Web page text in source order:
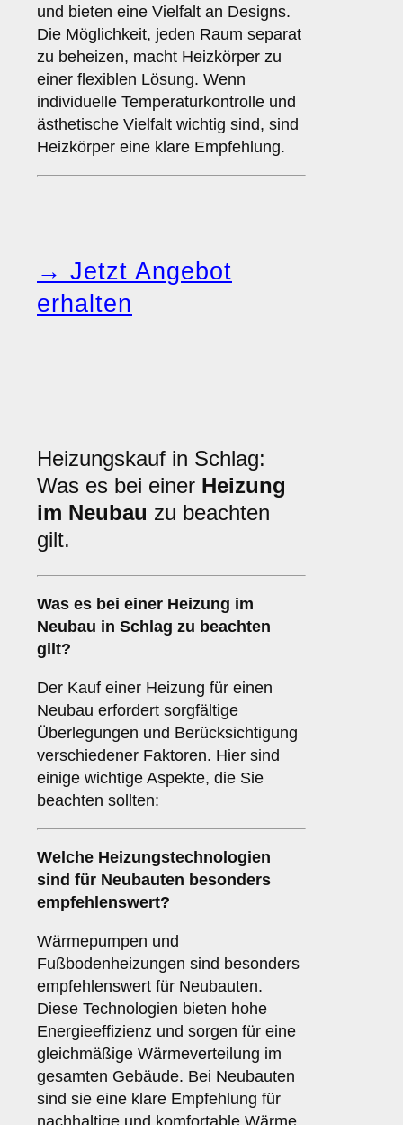
und bieten eine Vielfalt an Designs.
Die Möglichkeit, jeden Raum separat
zu beheizen, macht Heizkörper zu
einer flexiblen Lösung. Wenn
individuelle Temperaturkontrolle und
ästhetische Vielfalt wichtig sind, sind
Heizkörper eine klare Empfehlung.
→ Jetzt Angebot
erhalten
Heizungskauf in Schlag:
Was es bei einer Heizung
im Neubau zu beachten
gilt.
Was es bei einer Heizung im
Neubau in Schlag zu beachten
gilt?
Der Kauf einer Heizung für einen
Neubau erfordert sorgfältige
Überlegungen und Berücksichtigung
verschiedener Faktoren. Hier sind
einige wichtige Aspekte, die Sie
beachten sollten:
Welche Heizungstechnologien
sind für Neubauten besonders
empfehlenswert?
Wärmepumpen und
Fußbodenheizungen sind besonders
empfehlenswert für Neubauten.
Diese Technologien bieten hohe
Energieeffizienz und sorgen für eine
gleichmäßige Wärmeverteilung im
gesamten Gebäude. Bei Neubauten
sind sie eine klare Empfehlung für